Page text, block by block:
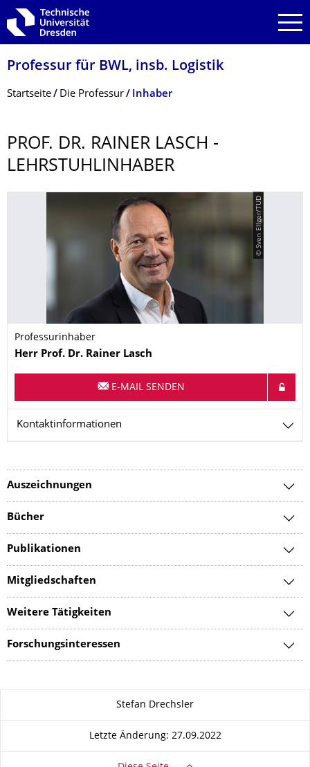
Zur Hauptnavigation springen
Zur Suche springen
Zum Inhalt springen
Professur für BWL, insb. Logistik
Breadcrumb-Menü
Startseite Die Professur Inhaber
PROF. DR. RAINER LASCH -
LEHRSTUHLINHA­BER
© Sven Ellger/TUD
Professurinhaber
Name
Herr Prof. Dr. Rainer Lasch
E-MAIL SENDEN
Kontaktinformationen
Auszeichnungen
Bücher
Publikationen
Mitgliedschaften
Weitere Tätigkeiten
Forschungsinteressen
Stefan Drechsler
Letzte Änderung: 27.09.2022